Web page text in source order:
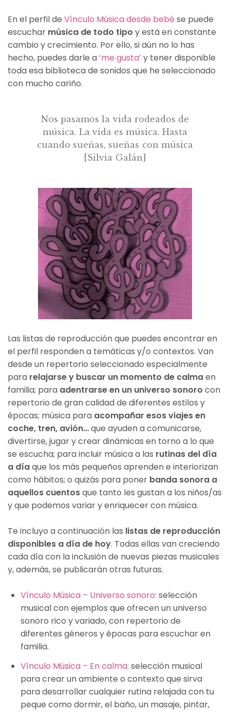
En el perfil deVínculo Música desde bebé se puede
escuchar música de todo tipo y está en constante
cambio y crecimiento. Por ello, si aún no lo has
hecho, puedes darle a‘me gusta’ y tener disponible
toda esa biblioteca de sonidos que he seleccionado
con mucho cariño.
Nos pasamos la vida rodeados de
música. La vida es música. Hasta
cuando sueñas, sueñas con música
[Silvia Galán]
Las listas de reproducción que puedes encontrar en
el perfil responden a temáticas y/o contextos. Van
desde un repertorio seleccionado especialmente
para relajarse y buscar un momento de calmaen
familia; para adentrarse en un universo sonoro con
repertorio de gran calidad de diferentes estilos y
épocas; música para acompañar esos viajes en
coche, tren, avión…que ayuden a comunicarse,
divertirse, jugar y crear dinámicas en torno a lo que
se escucha; para incluir música a las rutinas del día
a díaque los más pequeños aprenden e interiorizan
como hábitos; o quizás para poner banda sonora a
aquellos cuentosque tanto les gustan a los niños/as
y que podemos variar y enriquecer con música.
Te incluyo a continuación las listas de reproducción
disponibles a día de hoy. Todas ellas van creciendo
cada día con la inclusión de nuevas piezas musicales
y, además, se publicarán otras futuras.
Vínculo Música – Universo sonoro: selección
musical con ejemplos que ofrecen un universo
sonoro rico y variado, con repertorio de
diferentes géneros y épocas para escuchar en
familia.
Vínculo Música – En calma: selección musical
para crear un ambiente o contexto que sirva
para desarrollar cualquier rutina relajada con tu
peque como dormir, el baño, un masaje, pintar,